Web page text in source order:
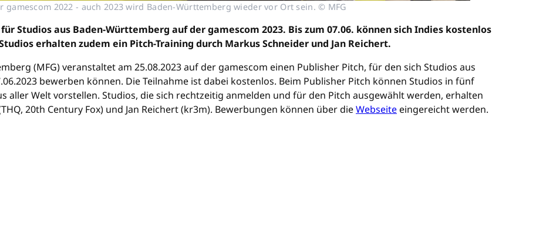
gamescom 2022 - auch 2023 wird Baden-Württemberg wieder vor Ort sein. © MFG
Studios aus Baden-Württemberg auf der gamescom 2023. Bis zum 07.06. können sich Indies kostenlos
erhalten zudem ein Pitch-Training durch Markus Schneider und Jan Reichert.
(MFG) veranstaltet am 25.08.2023 auf der gamescom einen Publisher Pitch, für den sich Studios aus
bewerben können. Die Teilnahme ist dabei kostenlos. Beim Publisher Pitch können Studios in fünf
aller Welt vorstellen. Studios, die sich rechtzeitig anmelden und für den Pitch ausgewählt werden, erhalten
20th Century Fox) und Jan Reichert (kr3m). Bewerbungen können über dieWebseite eingereicht werden.